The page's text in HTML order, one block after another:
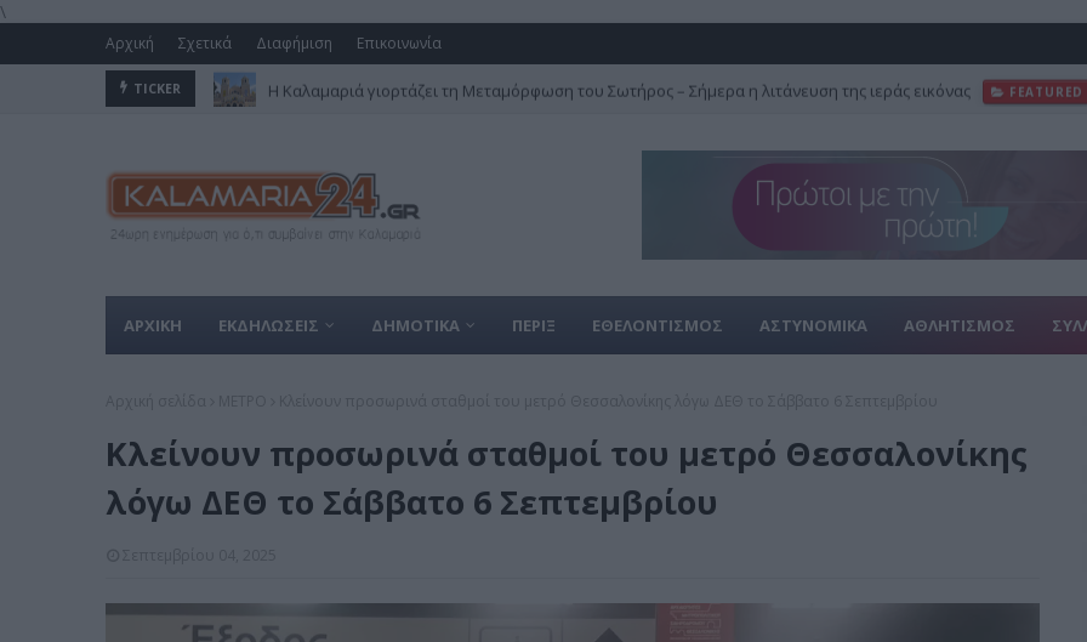
\
Αρχική Σχετικά Διαφήμιση Επικοινωνία
TICKER Η Καλαμαριά γιορτάζει τη Μεταμόρφωση του Σωτήρος – Σήμερα η λιτάνευση της ιεράς εικόνας FEATURED
ΑΡΧΙΚΗ ΕΚΔΗΛΩΣΕΙΣ ΔΗΜΟΤΙΚΑ ΠΕΡΙΞ ΕΘΕΛΟΝΤΙΣΜΟΣ ΑΣΤΥΝΟΜΙΚΑ ΑΘΛΗΤΙΣΜΟΣ
Κλείνουν προσωρινά σταθμοί του μετρό Θεσσαλονίκης
λόγω ΔΕΘ το Σάββατο 6 Σεπτεμβρίου